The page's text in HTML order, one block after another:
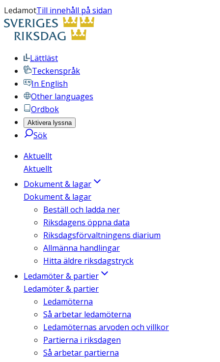
LedamotTill innehåll på sidan
Lättläst
Teckenspråk
In English
Other languages
Ordbok
Aktivera lyssna
Sök
Aktuellt
Aktuellt
Dokument & lagar
Dokument & lagar
Beställ och ladda ner
Riksdagens öppna data
Riksdagsförvaltningens diarium
Allmänna handlingar
Hitta äldre riksdagstryck
Ledamöter & partier
Ledamöter & partier
Ledamöterna
Så arbetar ledamöterna
Ledamöternas arvoden och villkor
Partierna i riksdagen
Så arbetar partierna